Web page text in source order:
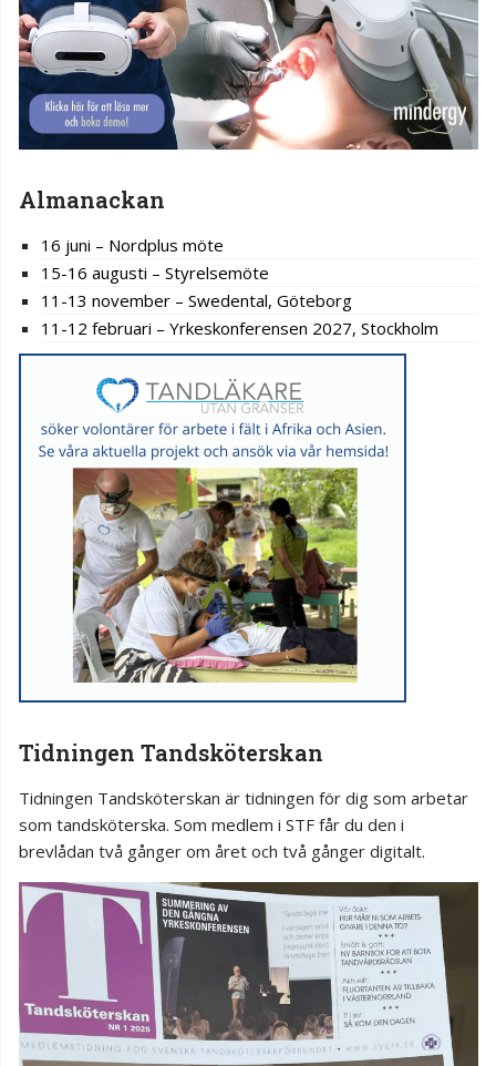
Almanackan
16 juni – Nordplus möte
15-16 augusti – Styrelsemöte
11-13 november – Swedental, Göteborg
11-12 februari – Yrkeskonferensen 2027, Stockholm
Tidningen Tandsköterskan
Tidningen Tandsköterskan är tidningen för dig som arbetar
som tandsköterska. Som medlem i STF får du den i
brevlådan två gånger om året och två gånger digitalt.